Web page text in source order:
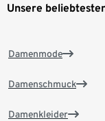
Unsere
Damenmode
Damenschmuck
Damenkleider